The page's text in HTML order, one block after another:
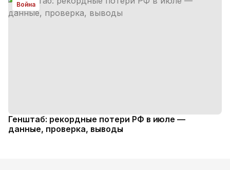
Война
Генштаб: рекордные потери РФ в июле —
данные, проверка, выводы